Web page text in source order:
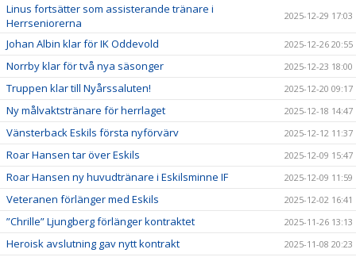
Linus fortsätter som assisterande tränare i
Herrseniorerna
2025-12-29 17:03
Johan Albin klar för IK Oddevold 2025-12-26 20:55
Norrby klar för två nya säsonger 2025-12-23 18:00
Truppen klar till Nyårssaluten! 2025-12-20 09:17
Ny målvaktstränare för herrlaget 2025-12-18 14:47
Vänsterback Eskils första nyförvärv 2025-12-12 11:37
Roar Hansen tar över Eskils 2025-12-09 15:47
Roar Hansen ny huvudtränare i Eskilsminne IF 2025-12-09 11:59
Veteranen förlänger med Eskils 2025-12-02 16:41
”Chrille” Ljungberg förlänger kontraktet 2025-11-26 13:13
Heroisk avslutning gav nytt kontrakt 2025-11-08 20:23